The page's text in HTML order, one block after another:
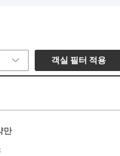
한 객실
마의자, 커플PC를 준비했
객실 필터 적용
만